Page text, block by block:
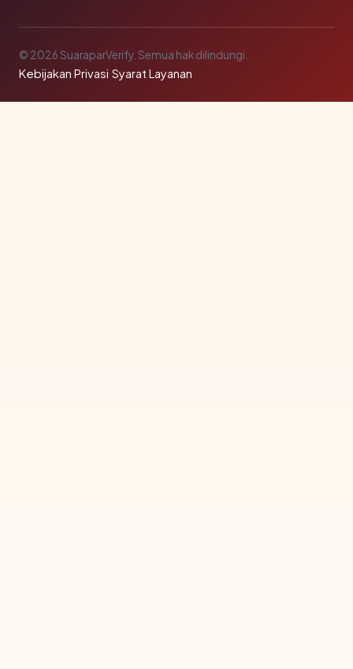
© 2026 SuaraparVerify. Semua hak dilindungi.
Kebijakan Privasi·Syarat Layanan